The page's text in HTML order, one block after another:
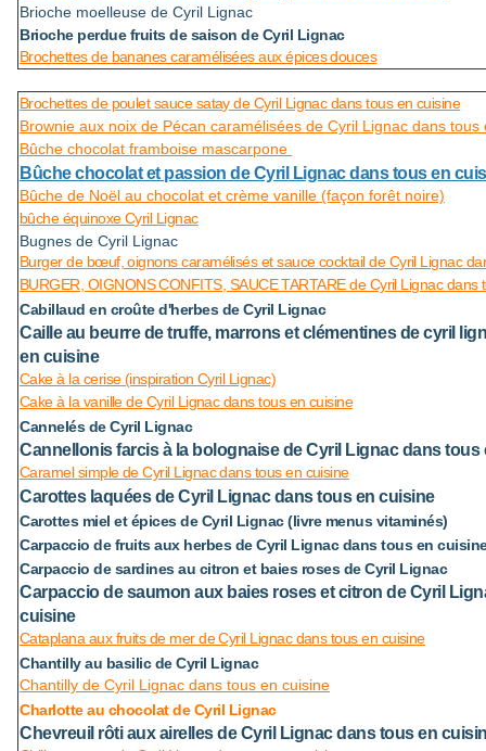
Brioche moelleuse de Cyril Lignac
Brioche perdue fruits de saison de Cyril Lignac
Brochettes de bananes caramélisées aux épices douces
Brochettes de poulet sauce satay de Cyril Lignac dans tous en cuisine
Brownie aux noix de Pécan caramélisées de Cyril Lignac dans tous
Bûche chocolat framboise mascarpone
Bûche chocolat et passion de Cyril Lignac dans tous en
Bûche de Noël au chocolat et crème vanille (façon forêt noire)
bûche équinoxe Cyril Lignac
Bugnes de Cyril Lignac
Burger de bœuf, oignons caramélisés et sauce cocktail de Cyril Lignac
BURGER, OIGNONS CONFITS, SAUCE TARTARE de Cyril Lignac dans
Cabillaud en croûte d'herbes de Cyril Lignac
Caille au beurre de truffe, marrons et clémentines de cyril
en cuisine
Cake à la cerise (inspiration Cyril Lignac)
Cake à la vanille de Cyril Lignac dans tous en cuisine
Cannelés de Cyril Lignac
Cannellonis farcis à la bolognaise de Cyril Lignac dans tous
Caramel simple de Cyril Lignac dans tous en cuisine
Carottes laquées de Cyril Lignac dans tous en cuisine
Carottes miel et épices de Cyril Lignac (livre menus vitaminés)
Carpaccio de fruits aux herbes de Cyril Lignac dans tous en
Carpaccio de sardines au citron et baies roses de Cyril Lignac
Carpaccio de saumon aux baies roses et citron de Cyril
cuisine
Cataplana aux fruits de mer de Cyril Lignac dans tous en cuisine
Chantilly au basilic de Cyril Lignac
Chantilly de Cyril Lignac dans tous en cuisine
Charlotte au chocolat de Cyril Lignac
Chevreuil rôti aux airelles de Cyril Lignac dans tous en